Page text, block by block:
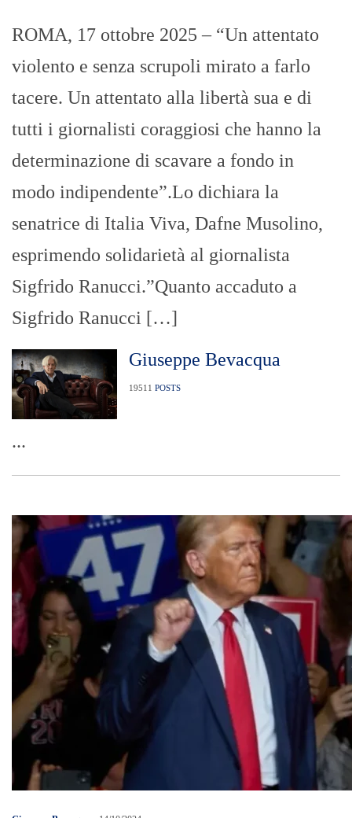
ROMA, 17 ottobre 2025 – “Un attentato
violento e senza scrupoli mirato a farlo
tacere. Un attentato alla libertà sua e di
tutti i giornalisti coraggiosi che hanno la
determinazione di scavare a fondo in
modo indipendente”.​Lo dichiara la
senatrice di Italia Viva, Dafne Musolino,
esprimendo solidarietà al giornalista
Sigfrido Ranucci.​”Quanto accaduto a
Sigfrido Ranucci […]
Giuseppe Bevacqua
19511 POSTS
...